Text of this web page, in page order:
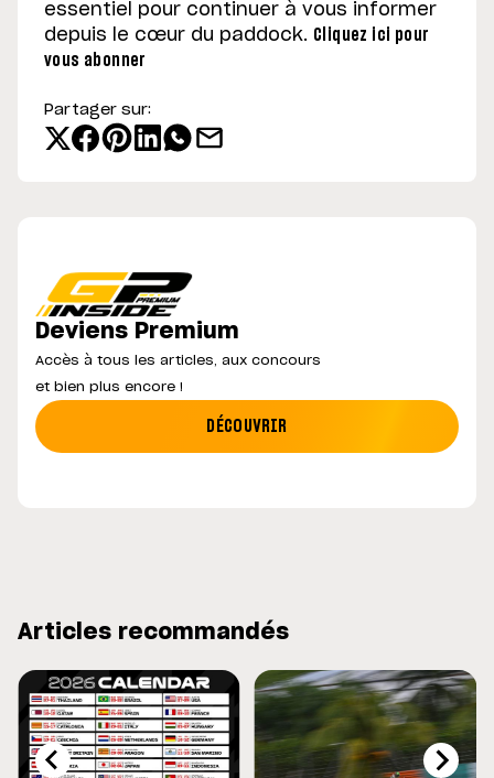
essentiel pour continuer à vous informer
depuis le cœur du paddock. Cliquez ici pour
vous abonner
Partager sur:
Deviens Premium
Accès à tous les articles, aux concours
et bien plus encore !
DÉCOUVRIR
Articles recommandés